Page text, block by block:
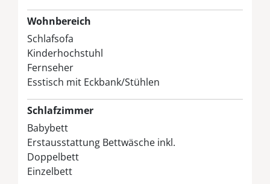
Wohnbereich
Schlafsofa
Kinderhochstuhl
Fernseher
Esstisch mit Eckbank/Stühlen
Schlafzimmer
Babybett
Erstausstattung Bettwäsche inkl.
Doppelbett
Einzelbett